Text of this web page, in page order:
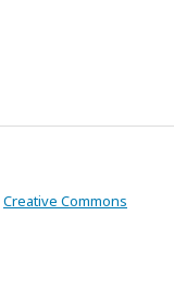
Creative Commons